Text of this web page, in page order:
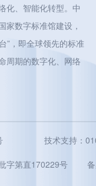
化、智能化转型。中
家数字标准馆建设，
”，即全球领先的标准
周期的数字化、网络
技术支持：
字第直170229号